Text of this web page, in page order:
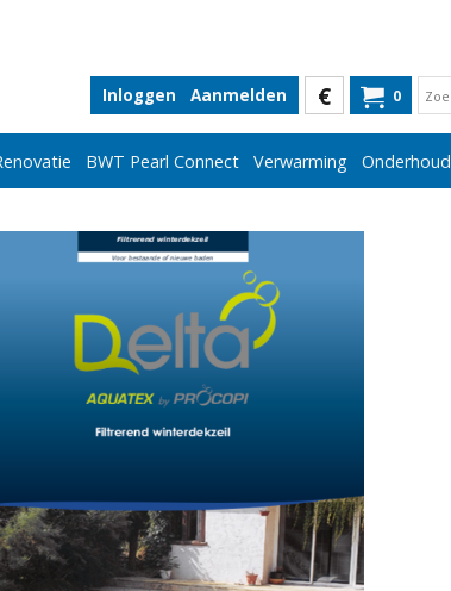
0
€
Inloggen Aanmelden
BWT Pearl Connect Verwarming Onderhoud